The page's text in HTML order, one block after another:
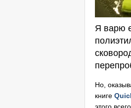
Я варю
Но,
книге